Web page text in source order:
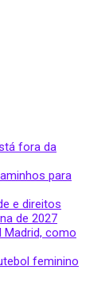
fora da
para
e direitos
de 2027
Madrid, como
feminino